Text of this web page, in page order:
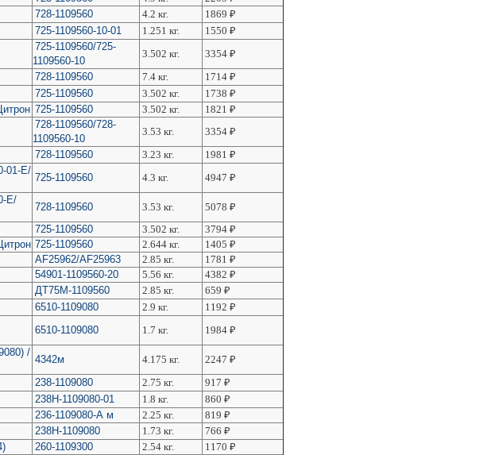
728-1109560 4.2 кг. 1869 ₽
725-1109560-10-01 1.251 кг. 1550 ₽
725-1109560/725-
1109560-10
3.502 кг. 3354 ₽
728-1109560 7.4 кг. 1714 ₽
725-1109560 3.502 кг. 1738 ₽
725-1109560 3.502 кг. 1821 ₽
728-1109560/728-
1109560-10
3.53 кг. 3354 ₽
728-1109560 3.23 кг. 1981 ₽
01-E/
725-1109560 4.3 кг. 4947 ₽
E/
728-1109560 3.53 кг. 5078 ₽
725-1109560 3.502 кг. 3794 ₽
725-1109560 2.644 кг. 1405 ₽
AF25962/AF25963 2.85 кг. 1781 ₽
54901-1109560-20 5.56 кг. 4382 ₽
ДТ75М-1109560 2.85 кг. 659 ₽
6510-1109080 2.9 кг. 1192 ₽
6510-1109080 1.7 кг. 1984 ₽
/
4342м 4.175 кг. 2247 ₽
238-1109080 2.75 кг. 917 ₽
238Н-1109080-01 1.8 кг. 860 ₽
236-1109080-А м 2.25 кг. 819 ₽
238Н-1109080 1.73 кг. 766 ₽
260-1109300 2.54 кг. 1170 ₽